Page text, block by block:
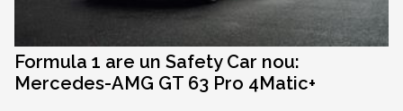
Formula 1 are un Safety Car nou:
Mercedes-AMG GT 63 Pro 4Matic+